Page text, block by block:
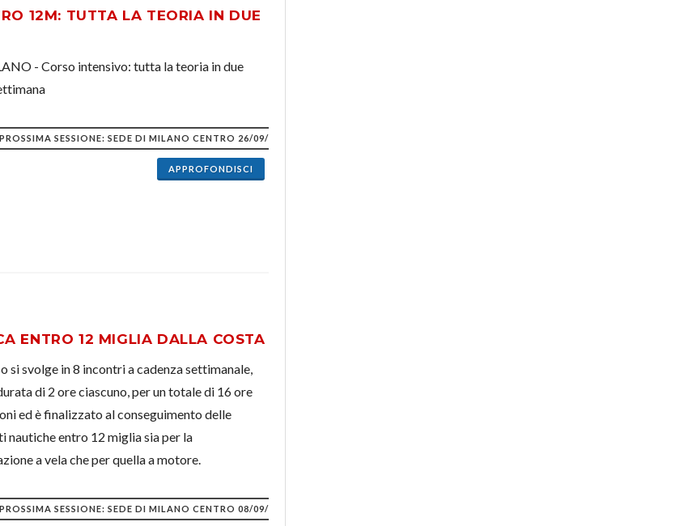
12M: TUTTA LA TEORIA IN DUE
- Corso intensivo: tutta la teoria in due
PROSSIMA SESSIONE: SEDE DI MILANO CENTRO 26/09/2026
APPROFONDISCI
ENTRO 12 MIGLIA DALLA COSTA
si svolge in 8 incontri a cadenza settimanale,
di 2 ore ciascuno, per un totale di 16 ore
ed è finalizzato al conseguimento delle
nautiche entro 12 miglia sia per la
a vela che per quella a motore.
PROSSIMA SESSIONE: SEDE DI MILANO CENTRO 08/09/2026